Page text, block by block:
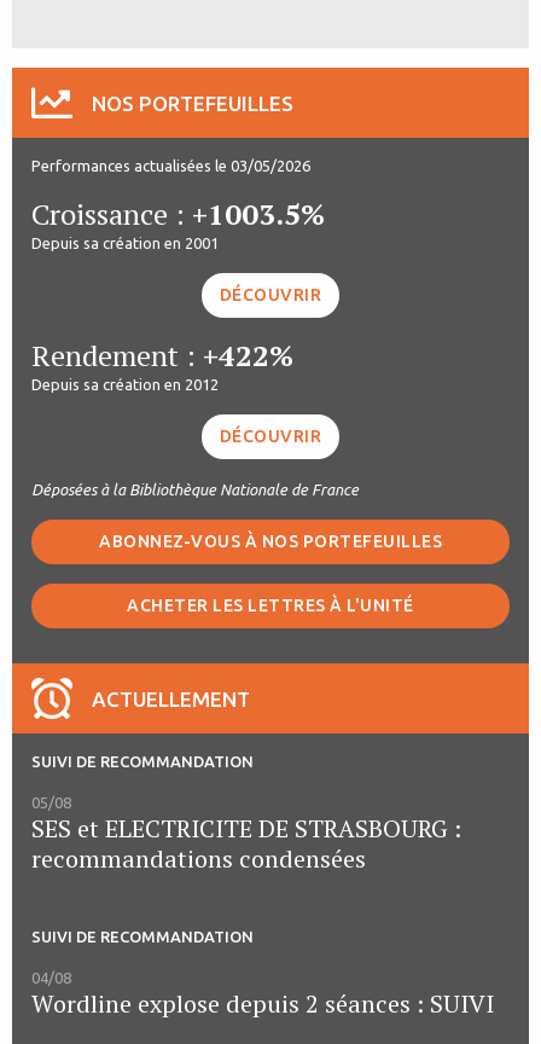
NOS PORTEFEUILLES
Performances actualisées le 03/05/2026
Croissance : +1003.5%
Depuis sa création en 2001
DÉCOUVRIR
Rendement : +422%
Depuis sa création en 2012
DÉCOUVRIR
Déposées à la Bibliothèque Nationale de France
ABONNEZ-VOUS À NOS PORTEFEUILLES
ACHETER LES LETTRES À L'UNITÉ
ACTUELLEMENT
SUIVI DE RECOMMANDATION
05/08
SES et ELECTRICITE DE STRASBOURG :
recommandations condensées
SUIVI DE RECOMMANDATION
04/08
Wordline explose depuis 2 séances : SUIVI